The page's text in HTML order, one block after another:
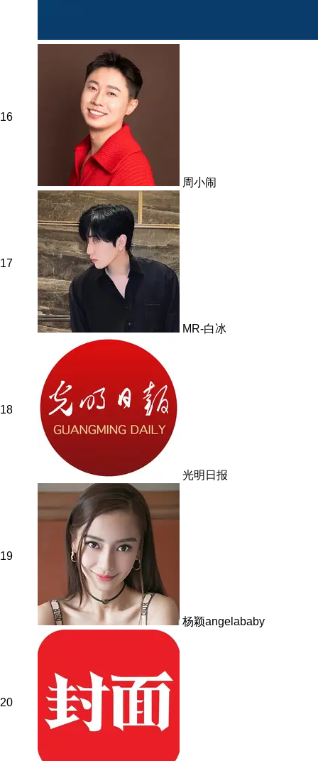
16
周小闹
17
MR-白冰
18
光明日报
19
杨颖angelababy
20